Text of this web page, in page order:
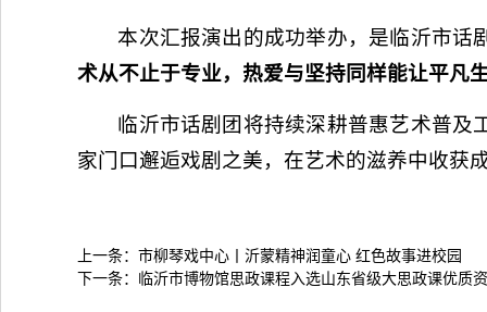
本次汇报演出的成功举办，是临沂市话
术从不止于专业，热爱与坚持同样能让平凡
临沂市话剧团将持续深耕普惠艺术普及
家门口邂逅戏剧之美，在艺术的滋养中收获
上一条： 市柳琴戏中心丨沂蒙精神润童心 红色故事进校园
下一条： 临沂市博物馆思政课程入选山东省级大思政课优质